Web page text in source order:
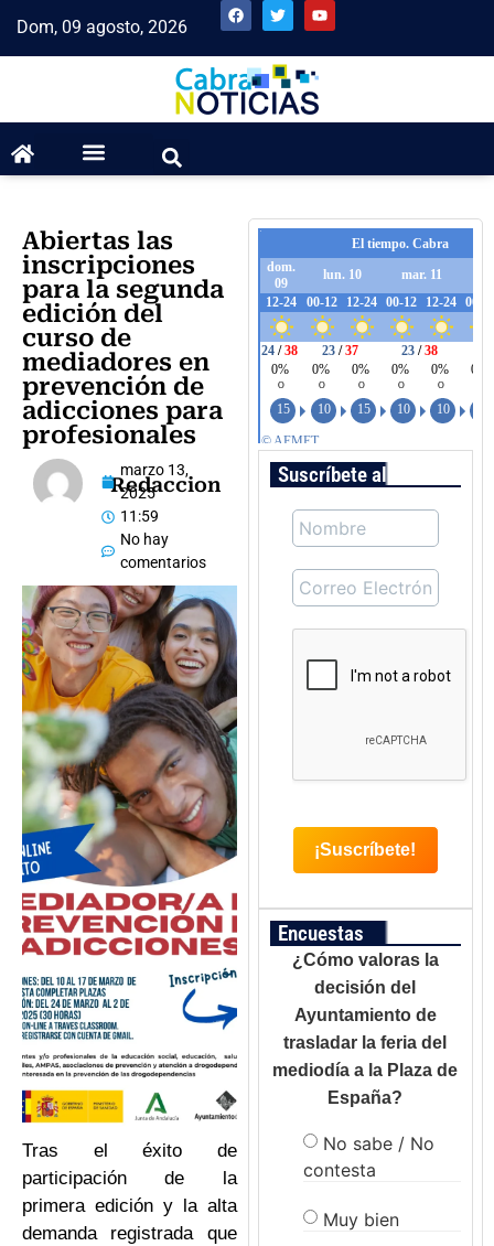
Dom, 09 agosto, 2026
Abiertas las
inscripciones
para la segunda
edición del
curso de
mediadores en
prevención de
adicciones para
profesionales
Redaccion
marzo 13,
2025
11:59
No hay
comentarios
Tras el éxito de
participación de la
primera edición y la alta
demanda registrada que
Suscríbete al boletín
Encuestas
¿Cómo valoras la
decisión del
Ayuntamiento de
trasladar la feria del
mediodía a la Plaza de
España?
No sabe / No
contesta
Muy bien